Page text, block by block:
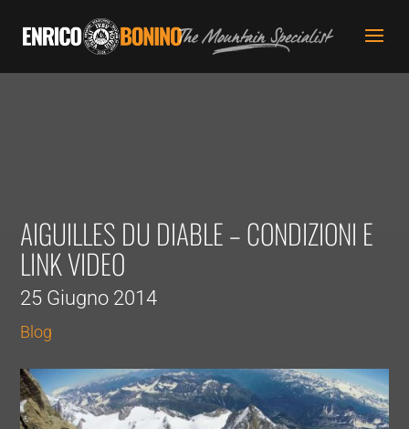
AIGUILLES DU DIABLE – CONDIZIONI E
LINK VIDEO
25 Giugno 2014
Blog